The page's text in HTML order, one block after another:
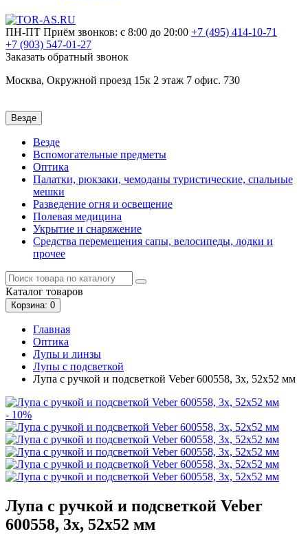
ПН-ПТ Приём звонков: с 8:00 до 20:00 +7 (495) 414-10-71
+7 (903) 547-01-27
Заказать обратный звонок
Москва, Окружной проезд 15к 2 этаж 7 офис. 730
Везде
Везде
Вспомогательные предметы
Оптика
Палатки, рюкзаки, чемоданы туристические, спальные
мешки
Разведение огня и освещение
Полевая медицина
Укрытие и снаряжение
Средства перемещения сапы, велосипеды, лодки и
прочее
Каталог товаров
Корзина: 0
Главная
Оптика
Лупы и линзы
Лупы с подсветкой
Лупа с ручкой и подсветкой Veber 600558, 3x, 52x52 мм
- 10%
Лупа с ручкой и подсветкой Veber
600558, 3x, 52x52 мм